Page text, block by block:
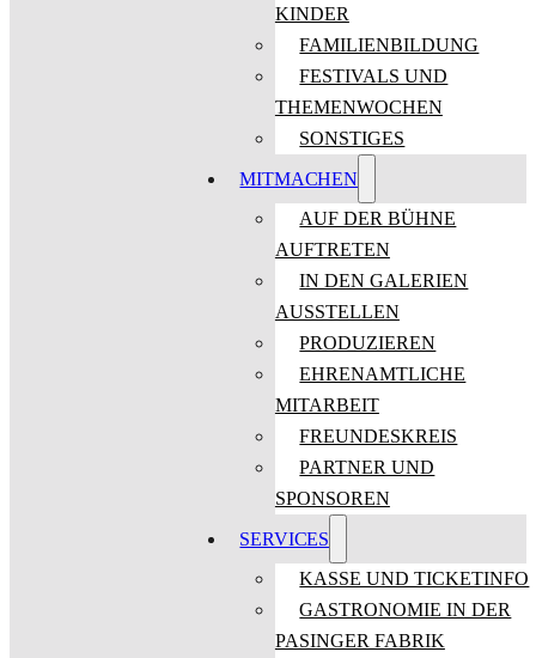
KINDER
FAMILIENBILDUNG
FESTIVALS UND
THEMENWOCHEN
SONSTIGES
MITMACHEN
AUF DER BÜHNE
AUFTRETEN
IN DEN GALERIEN
AUSSTELLEN
PRODUZIEREN
EHRENAMTLICHE
MITARBEIT
FREUNDESKREIS
PARTNER UND
SPONSOREN
SERVICES
KASSE UND TICKETINFO
GASTRONOMIE IN DER
PASINGER FABRIK